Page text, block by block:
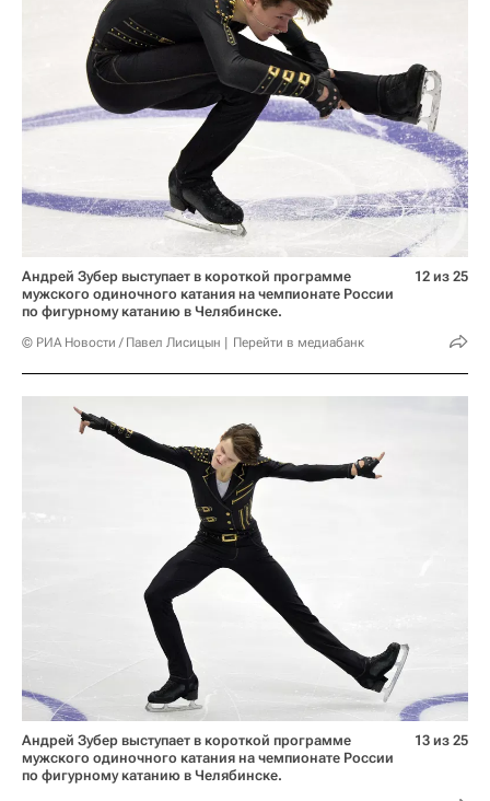
Андрей Зубер выступает в короткой программе
мужского одиночного катания на чемпионате России
по фигурному катанию в Челябинске.
© РИА Новости / Павел Лисицын Перейти в медиабанк
12 из 25
Андрей Зубер выступает в короткой программе
мужского одиночного катания на чемпионате России
по фигурному катанию в Челябинске.
13 из 25